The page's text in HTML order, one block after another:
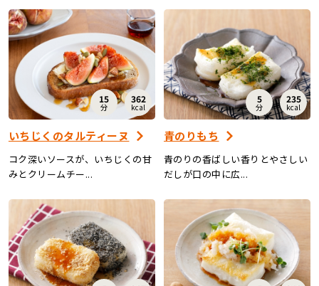
15
分
362
kcal
いちじくのタルティーヌ
コク深いソースが、いちじくの甘
みとクリームチー...
5
分
235
kcal
青のりもち
青のりの香ばしい香りとやさしい
だしが口の中に広...